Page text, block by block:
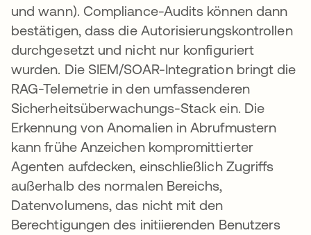
und wann). Compliance-Audits können dann
bestätigen, dass die Autorisierungskontrollen
durchgesetzt und nicht nur konfiguriert
wurden. Die SIEM/SOAR-Integration bringt die
RAG-Telemetrie in den umfassenderen
Sicherheitsüberwachungs-Stack ein. Die
Erkennung von Anomalien in Abrufmustern
kann frühe Anzeichen kompromittierter
Agenten aufdecken, einschließlich Zugriffs
außerhalb des normalen Bereichs,
Datenvolumens, das nicht mit den
Berechtigungen des initiierenden Benutzers